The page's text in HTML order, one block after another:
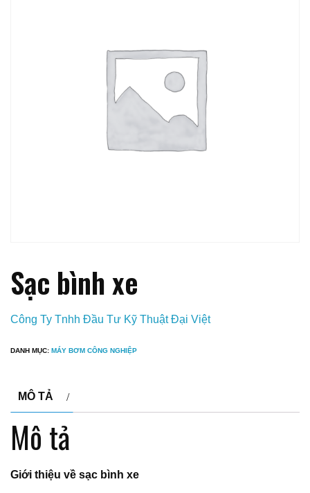
Sạc bình xe
Công Ty Tnhh Đầu Tư Kỹ Thuật Đại Việt
DANH MỤC: MÁY BƠM CÔNG NGHIỆP
MÔ TẢ
Mô tả
Giới thiệu về sạc bình xe